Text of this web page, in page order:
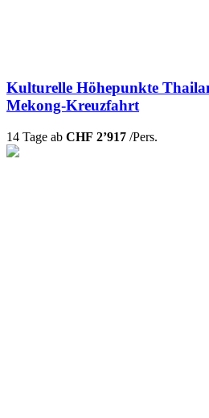
Kulturelle Höhepunkte
Mekong-Kreuzfahrt
14 Tage ab CHF 2’917 /Pers.